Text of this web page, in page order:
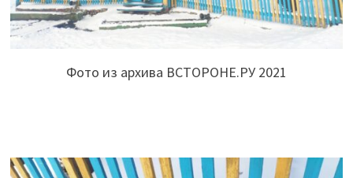
Фото из архива ВСТОРОНЕ.РУ 2021